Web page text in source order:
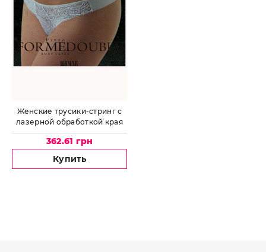
Женские трусики-стринг с
лазерной обработкой края
LORMAR Roxy Laser
362.61 грн
Купить